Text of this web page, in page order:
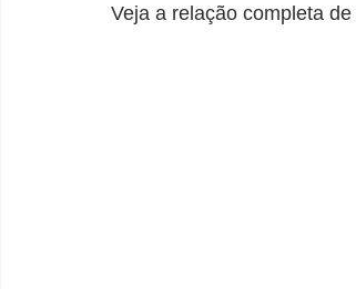
Veja a relação completa de